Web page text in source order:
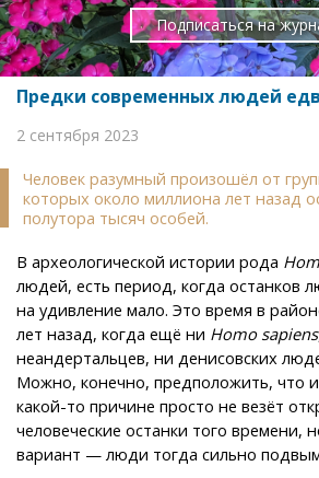
Подписаться на
Предки современных людей
2 сентября 2023
Человек разумный произошёл от
которых около миллиона лет назад
полутора тысяч особей.
В археологической истории рода
людей, есть период, когда останков
на удивление мало. Это время в
лет назад, когда ещё ни Homo sapiens
неандертальцев, ни денисовских
Можно, конечно, предположить, что
какой-то причине просто не везёт
человеческие останки того времени,
вариант — люди тогда сильно